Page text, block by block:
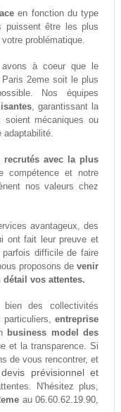
en fonction du type
puissent être les plus
problématique.
à coeur que le
2eme soit le plus
Nos équipes
, garantissant la
soient mécaniques ou
adaptabilité.
recrutés avec la plus
compétence et notre
nos valeurs chez
avantageux, des
ont fait leur preuve et
difficile de faire
proposons devenir
vos attentes.
bien des collectivités
particuliers,entreprise
business model des
et la transparence. Si
de vous rencontrer, et
devis prévisionnel et
N'hésitez plus,
au 06.60.62.19.90,